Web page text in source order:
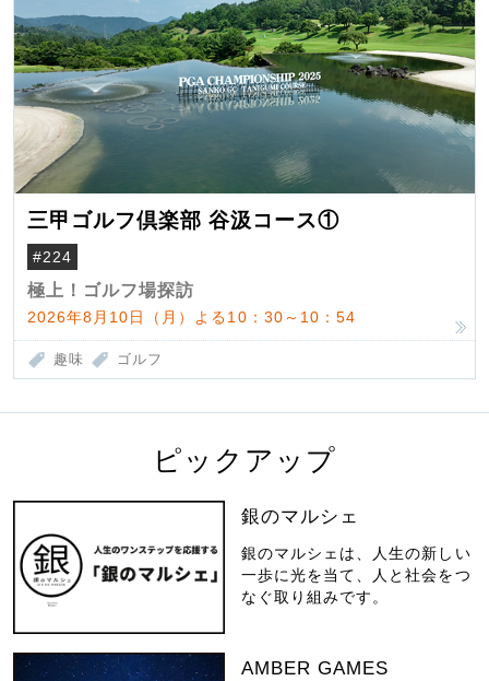
三甲ゴルフ倶楽部 谷汲コース①
#224
極上！ゴルフ場探訪
2026年8月10日（月）よる10：30～10：54
趣味 ゴルフ
ピックアップ
銀のマルシェ
銀のマルシェは、人生の新しい
一歩に光を当て、人と社会をつ
なぐ取り組みです。
AMBER GAMES